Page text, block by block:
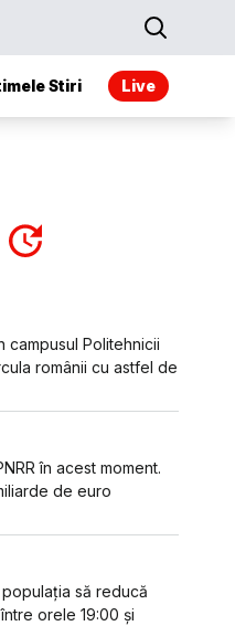
Stiri Live
campusul Politehnicii
românii cu astfel de
în acest moment.
de euro
să reducă
orele 19:00 și